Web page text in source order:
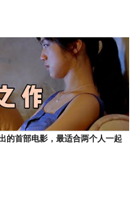
的首部电影，最适合两个人一起